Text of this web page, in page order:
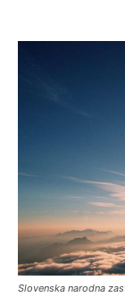
Slovenska narodna